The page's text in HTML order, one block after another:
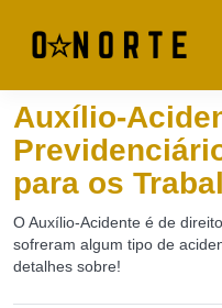
Auxílio-
para os
O Auxílio-Acidente é de
sofreram algum tipo de
detalhes sobre!